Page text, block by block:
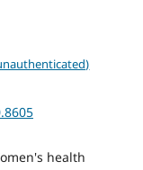
health